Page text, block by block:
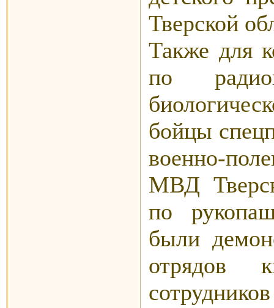
Тверской
Также для
по
бойцы
военно-
МВД
по
были
отрядов